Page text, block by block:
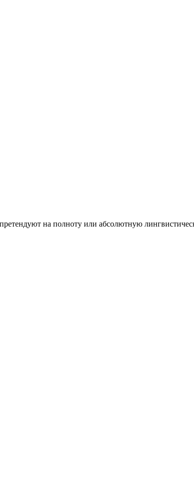
на полноту или абсолютную